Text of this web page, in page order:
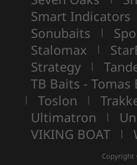
Smart Indicators
Sonubaits |
Stalomax |
Strategy |
TB Baits - Tomas
| Toslon |
Ultimatron |
VIKING BOAT |
Copyright